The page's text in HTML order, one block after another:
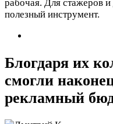
рабочая. Для стажеров
полезный инструмент.
Блогдаря их
смогли
рекламный